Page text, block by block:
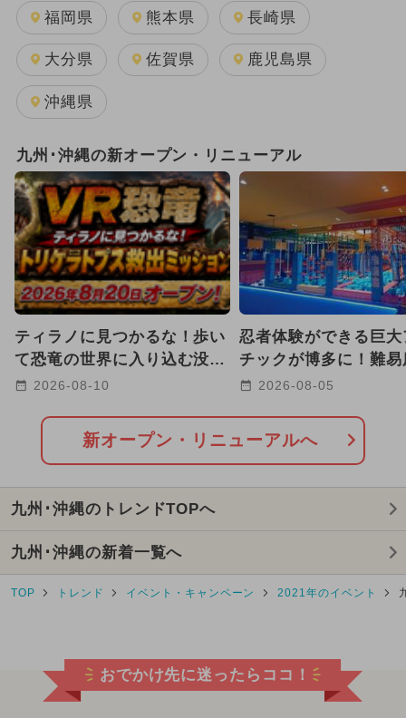
2025年11月のイベント 日帰り
2025年12月のイベント
2024年7月のイベント
2025年8月のイベント
2025年3月のイベント
2025年7月のイベント
2025年10月のイベント
2026年8月のイベント
GW(ゴールデンウィーク)
2025年1月のイベント
2024年8月のイベント
2024年12月のイベント
2026年7月のイベント
2025年5月のイベント
福岡県 熊本県 長崎県
大分県 佐賀県 鹿児島県
沖縄県
九州･沖縄の新オープン・リニューアル
ティラノに見つかるな！歩い
て恐竜の世界に入り込む没入
型VR体験が北九州にオープ
2026-08-10
忍者体験ができる巨大
チックが博多に！難易
ースで子供も大人も
2026-08-05
新オープン・リニューアルへ
九州･沖縄のトレンドTOPへ
九州･沖縄の新着一覧へ
TOP トレンド イベント・キャンペーン 2021年のイベント
おでかけ先に迷ったらココ！